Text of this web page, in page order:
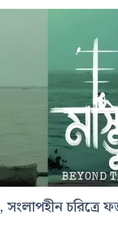
সংলাপহীন চরিত্রে